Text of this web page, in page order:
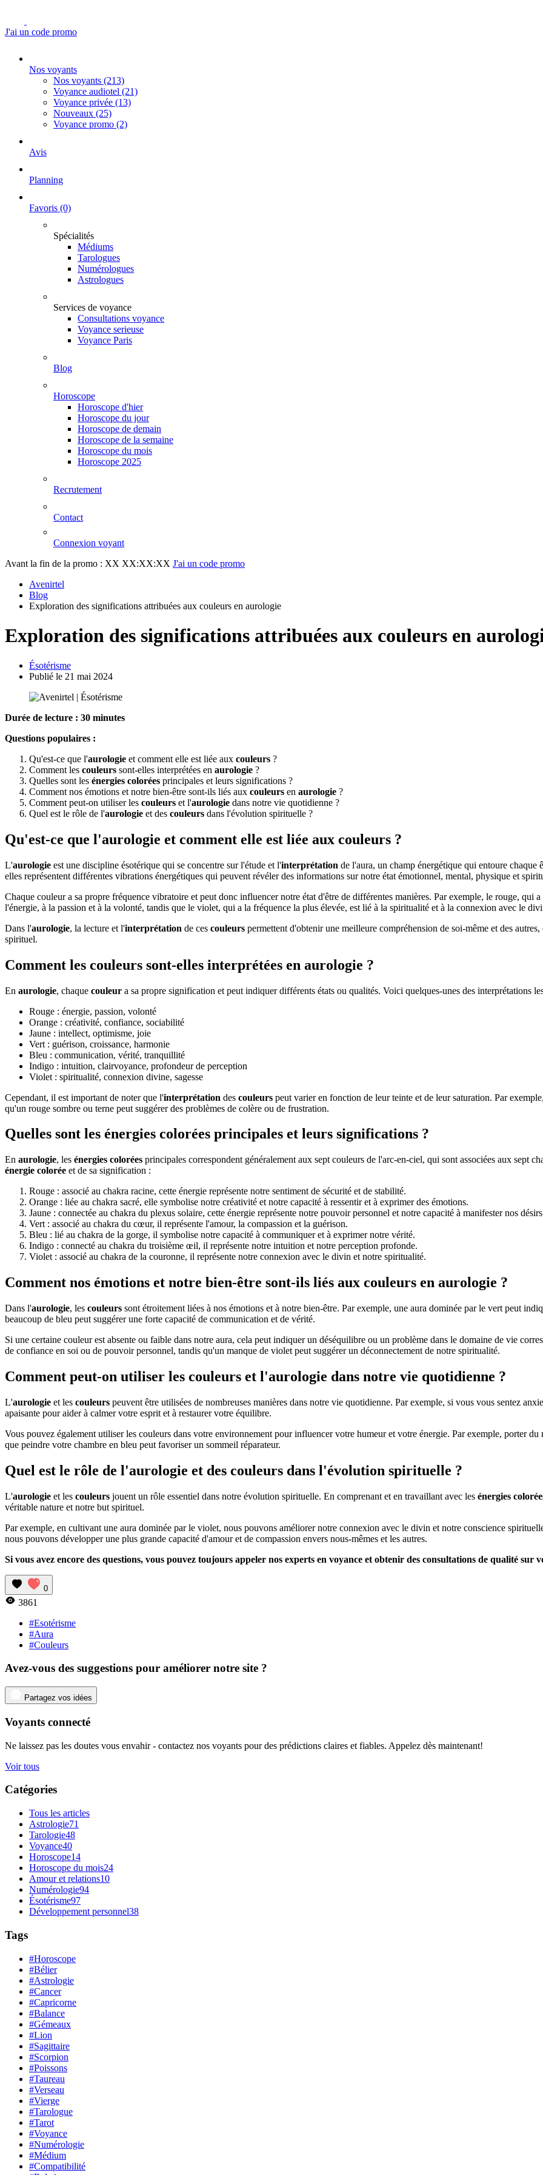
J'ai un code promo
Nos voyants
Nos voyants (213)
Voyance audiotel (21)
Voyance privée (13)
Nouveaux (25)
Voyance promo (2)
Avis
Planning
Favoris (0)
Spécialités
Médiums
Tarologues
Numérologues
Astrologues
Services de voyance
Consultations voyance
Voyance serieuse
Voyance Paris
Blog
Horoscope
Horoscope d'hier
Horoscope du jour
Horoscope de demain
Horoscope de la semaine
Horoscope du mois
Horoscope 2025
Recrutement
Contact
Connexion voyant
Avant la fin de la promo : XX XX:XX:XX J'ai un code promo
Avenirtel
Blog
Exploration des significations attribuées aux couleurs en aurologie
Exploration des significations attribuées aux couleurs en
Ésotérisme
Publié le 21 mai 2024
Durée de lecture : 30 minutes
Questions populaires :
Qu'est-ce que l'aurologie et comment elle est liée aux couleurs ?
Comment les couleurs sont-elles interprétées en aurologie ?
Quelles sont les énergies colorées principales et leurs significations ?
Comment nos émotions et notre bien-être sont-ils liés aux couleurs en aurologie ?
Comment peut-on utiliser les couleurs et l'aurologie dans notre vie quotidienne ?
Quel est le rôle de l'aurologie et des couleurs dans l'évolution spirituelle ?
Qu'est-ce que l'aurologie et comment elle est liée aux couleurs ?
L'aurologie est une discipline ésotérique qui se concentre sur l'étude et l'interprétation de l'aura, un champ énergétique qui entoure chaque
elles représentent différentes vibrations énergétiques qui peuvent révéler des informations sur notre état émotionnel, mental, physique et
Chaque couleur a sa propre fréquence vibratoire et peut donc influencer notre état d'être de différentes manières. Par exemple, le rouge, qui
l'énergie, à la passion et à la volonté, tandis que le violet, qui a la fréquence la plus élevée, est lié à la spiritualité et à la connexion avec le
Dans l'aurologie, la lecture et l'interprétation de ces couleurs permettent d'obtenir une meilleure compréhension de soi-même et des
spirituel.
Comment les couleurs sont-elles interprétées en aurologie ?
En aurologie, chaque couleur a sa propre signification et peut indiquer différents états ou qualités. Voici quelques-unes des interprétations
Rouge : énergie, passion, volonté
Orange : créativité, confiance, sociabilité
Jaune : intellect, optimisme, joie
Vert : guérison, croissance, harmonie
Bleu : communication, vérité, tranquillité
Indigo : intuition, clairvoyance, profondeur de perception
Violet : spiritualité, connexion divine, sagesse
Cependant, il est important de noter que l'interprétation des couleurs peut varier en fonction de leur teinte et de leur saturation. Par
qu'un rouge sombre ou terne peut suggérer des problèmes de colère ou de frustration.
Quelles sont les énergies colorées principales et leurs significations ?
En aurologie, les énergies colorées principales correspondent généralement aux sept couleurs de l'arc-en-ciel, qui sont associées aux sept
énergie colorée et de sa signification :
Rouge : associé au chakra racine, cette énergie représente notre sentiment de sécurité et de stabilité.
Orange : liée au chakra sacré, elle symbolise notre créativité et notre capacité à ressentir et à exprimer des émotions.
Jaune : connectée au chakra du plexus solaire, cette énergie représente notre pouvoir personnel et notre capacité à manifester nos
Vert : associé au chakra du cœur, il représente l'amour, la compassion et la guérison.
Bleu : lié au chakra de la gorge, il symbolise notre capacité à communiquer et à exprimer notre vérité.
Indigo : connecté au chakra du troisième œil, il représente notre intuition et notre perception profonde.
Violet : associé au chakra de la couronne, il représente notre connexion avec le divin et notre spiritualité.
Comment nos émotions et notre bien-être sont-ils liés aux couleurs en aurologie ?
Dans l'aurologie, les couleurs sont étroitement liées à nos émotions et à notre bien-être. Par exemple, une aura dominée par le vert peut
beaucoup de bleu peut suggérer une forte capacité de communication et de vérité.
Si une certaine couleur est absente ou faible dans notre aura, cela peut indiquer un déséquilibre ou un problème dans le domaine de vie
de confiance en soi ou de pouvoir personnel, tandis qu'un manque de violet peut suggérer un déconnectement de notre spiritualité.
Comment peut-on utiliser les couleurs et l'aurologie dans notre vie quotidienne ?
L'aurologie et les couleurs peuvent être utilisées de nombreuses manières dans notre vie quotidienne. Par exemple, si vous vous sentez
apaisante pour aider à calmer votre esprit et à restaurer votre équilibre.
Vous pouvez également utiliser les couleurs dans votre environnement pour influencer votre humeur et votre énergie. Par exemple, porter
que peindre votre chambre en bleu peut favoriser un sommeil réparateur.
Quel est le rôle de l'aurologie et des couleurs dans l'évolution spirituelle ?
L'aurologie et les couleurs jouent un rôle essentiel dans notre évolution spirituelle. En comprenant et en travaillant avec les énergies
véritable nature et notre but spirituel.
Par exemple, en cultivant une aura dominée par le violet, nous pouvons améliorer notre connexion avec le divin et notre conscience
nous pouvons développer une plus grande capacité d'amour et de compassion envers nous-mêmes et les autres.
Si vous avez encore des questions, vous pouvez toujours appeler nos experts en voyance et obtenir des consultations de qualité sur
0
3861
#Esotérisme
#Aura
#Couleurs
Avez-vous des suggestions pour améliorer notre site ?
Partagez vos idées
Voyants connecté
Ne laissez pas les doutes vous envahir - contactez nos voyants pour des prédictions claires et fiables. Appelez dès maintenant!
Voir tous
Catégories
Tous les articles
Astrologie71
Tarologie48
Voyance40
Horoscope14
Horoscope du mois24
Amour et relations10
Numérologie94
Ésotérisme97
Développement personnel38
Tags
#Horoscope
#Bélier
#Astrologie
#Cancer
#Capricorne
#Balance
#Gémeaux
#Lion
#Sagittaire
#Scorpion
#Poissons
#Taureau
#Verseau
#Vierge
#Tarologue
#Tarot
#Voyance
#Numérologie
#Médium
#Compatibilité